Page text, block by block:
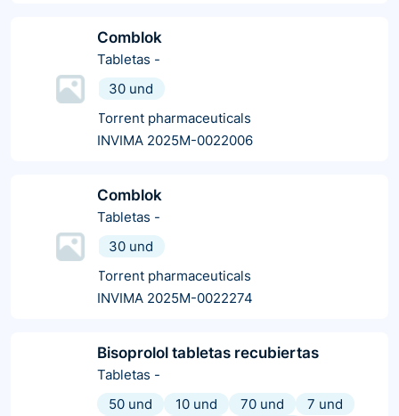
Comblok
Tabletas -
30 und
Torrent pharmaceuticals
INVIMA 2025M-0022006
Comblok
Tabletas -
30 und
Torrent pharmaceuticals
INVIMA 2025M-0022274
Bisoprolol tabletas recubiertas
Tabletas -
50 und
10 und 70 und
7 und